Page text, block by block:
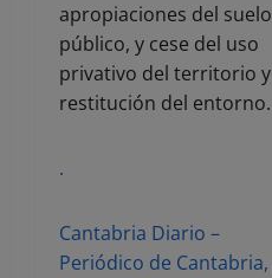
apropiaciones del suelo
público, y cese del uso
privativo del territorio y
restitución del entorno.
.
Cantabria Diario –
Periódico de Cantabria,